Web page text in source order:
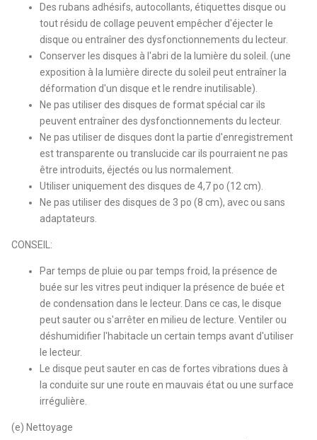
Des rubans adhésifs, autocollants, étiquettes disque ou
tout résidu de collage peuvent empêcher d'éjecter le
disque ou entraîner des dysfonctionnements du lecteur.
Conserver les disques à l'abri de la lumière du soleil. (une
exposition à la lumière directe du soleil peut entraîner la
déformation d'un disque et le rendre inutilisable).
Ne pas utiliser des disques de format spécial car ils
peuvent entraîner des dysfonctionnements du lecteur.
Ne pas utiliser de disques dont la partie d'enregistrement
est transparente ou translucide car ils pourraient ne pas
être introduits, éjectés ou lus normalement.
Utiliser uniquement des disques de 4,7 po (12 cm).
Ne pas utiliser des disques de 3 po (8 cm), avec ou sans
adaptateurs.
CONSEIL:
Par temps de pluie ou par temps froid, la présence de
buée sur les vitres peut indiquer la présence de buée et
de condensation dans le lecteur. Dans ce cas, le disque
peut sauter ou s'arrêter en milieu de lecture. Ventiler ou
déshumidifier l'habitacle un certain temps avant d'utiliser
le lecteur.
Le disque peut sauter en cas de fortes vibrations dues à
la conduite sur une route en mauvais état ou une surface
irrégulière.
(e) Nettoyage